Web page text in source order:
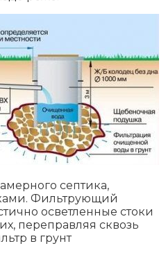
септика,
Фильтрующий
осветленные стоки
переправляя сквозь
в грунт